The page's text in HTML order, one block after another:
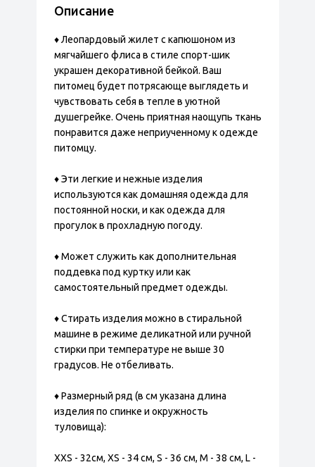
Описание
♦ Леопардовый жилет с капюшоном из
мягчайшего флиса в стиле спорт-шик
украшен декоративной бейкой. Ваш
питомец будет потрясающе выглядеть и
чувствовать себя в тепле в уютной
душегрейке. Очень приятная наощупь ткань
понравится даже неприученному к одежде
питомцу.
♦ Эти легкие и нежные изделия
используются как домашняя одежда для
постоянной носки, и как одежда для
прогулок в прохладную погоду.
♦ Может служить как дополнительная
поддевка под куртку или как
самостоятельный предмет одежды.
♦ Стирать изделия можно в стиральной
машине в режиме деликатной или ручной
стирки при температуре не выше 30
градусов. Не отбеливать.
♦ Размерный ряд (в см указана длина
изделия по спинке и окружность
туловища):
XXS - 32см, XS - 34 см, S - 36 см, M - 38 см, L -